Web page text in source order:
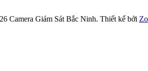
Camera Giám Sát Bắc Ninh. Thiết kế bởi